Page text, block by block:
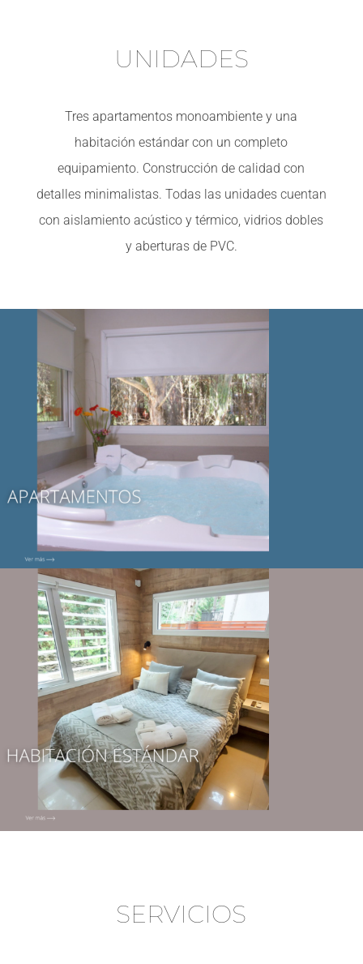
UNIDADES
Tres apartamentos monoambiente y una
habitación estándar con un completo
equipamiento. Construcción de calidad con
detalles minimalistas. Todas las unidades cuentan
con aislamiento acústico y térmico, vidrios dobles
y aberturas de PVC.
SERVICIOS